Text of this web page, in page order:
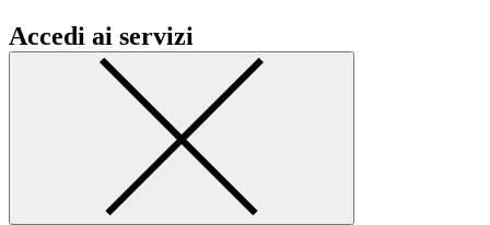
Accedi ai servizi